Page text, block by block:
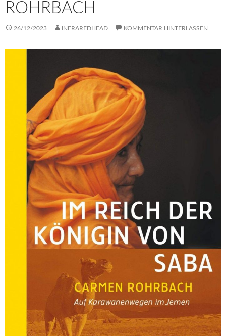
ROHRBACH
26/12/2023 INFRAREDHEAD KOMMENTAR HINTERLASSEN